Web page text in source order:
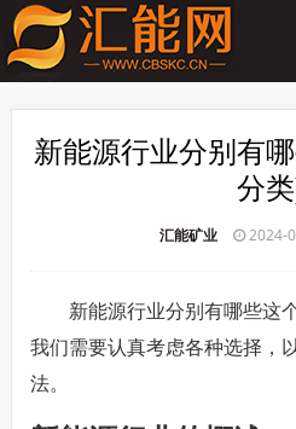
新能源行业分别有
分
汇能矿业 2024-
新能源行业分别有哪些这
我们需要认真考虑各种选择，
法。